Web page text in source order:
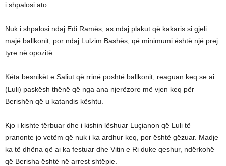
i shpalosi ato.
Nuk i shpalosi ndaj Edi Ramës, as ndaj plakut që kakaris si gjeli
majë ballkonit, por ndaj Lulzim Bashës, që minimumi është një prej
tyre në opozitë.
Këta besnikët e Saliut që rrinë poshtë ballkonit, reaguan keq se ai
(Luli) paskësh thënë që nga ana njerëzore më vjen keq për
Berishën që u katandis kështu.
Kjo i kishte tërbuar dhe i kishin lëshuar Luçianon që Luli të
pranonte jo vetëm që nuk i ka ardhur keq, por është gëzuar. Madje
ka të dhëna që ai ka festuar dhe Vitin e Ri duke qeshur, ndërkohë
që Berisha është në arrest shtëpie.